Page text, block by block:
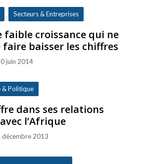
Secteurs & Entreprises
faible croissance qui ne
baisser les chiffres
juin 2014
& Politique
dans ses relations
l’Afrique
décembre 2013